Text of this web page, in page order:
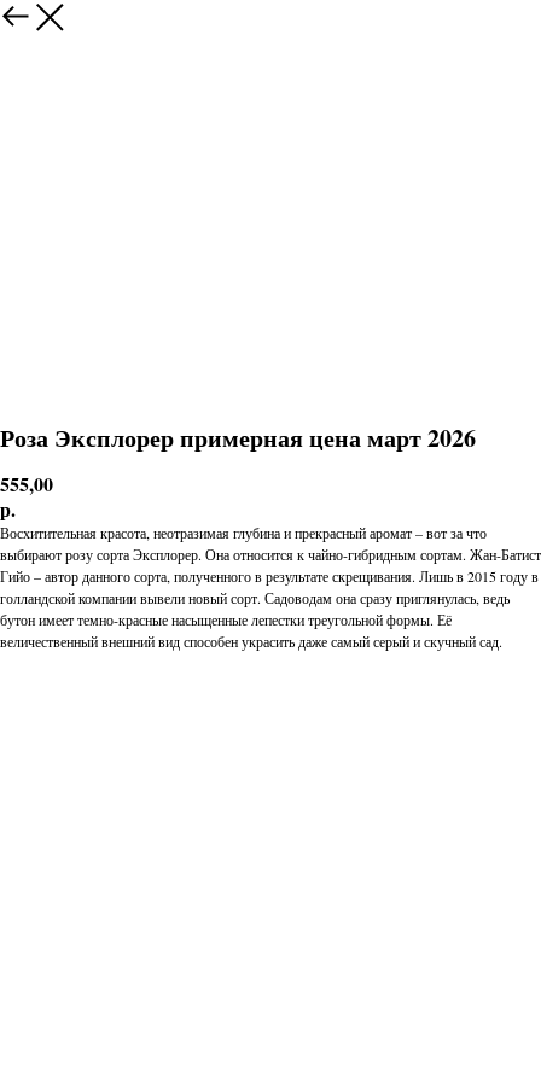
Роза Эксплорер примерная цена март 2026
555,00
р.
Восхитительная красота, неотразимая глубина и прекрасный аромат – вот за что
выбирают розу сорта Эксплорер. Она относится к чайно-гибридным сортам. Жан-Батист
Гийо – автор данного сорта, полученного в результате скрещивания. Лишь в 2015 году в
голландской компании вывели новый сорт. Садоводам она сразу приглянулась, ведь
бутон имеет темно-красные насыщенные лепестки треугольной формы. Её
величественный внешний вид способен украсить даже самый серый и скучный сад.